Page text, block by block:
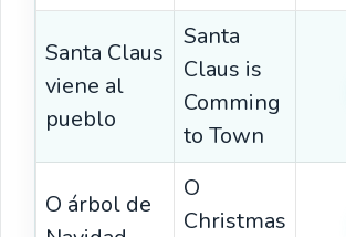
Santa Claus
viene al
pueblo
Santa
Claus is
Comming
to Town
O árbol de
O
Christmas